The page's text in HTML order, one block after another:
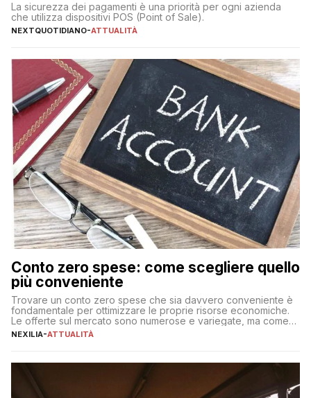
La sicurezza dei pagamenti è una priorità per ogni azienda
che utilizza dispositivi POS (Point of Sale).
NEXTQUOTIDIANO-ATTUALITÀ
Conto zero spese: come scegliere quello
più conveniente
Trovare un conto zero spese che sia davvero conveniente è
fondamentale per ottimizzare le proprie risorse economiche.
Le offerte sul mercato sono numerose e variegate, ma come
individuare quella più adatta alle proprie esigenze senza
sul […]
NEXILIA-ATTUALITÀ